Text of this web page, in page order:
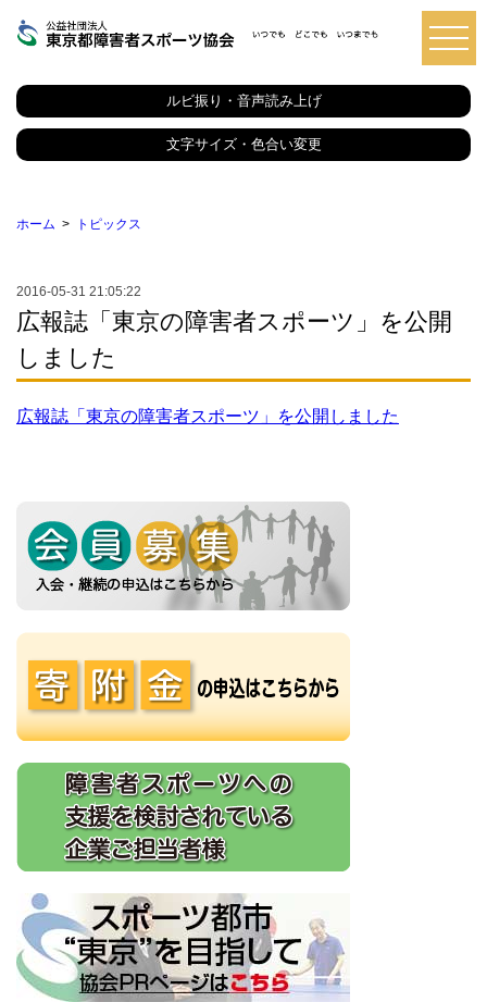
都
障
害
者
ス
協
ルビ振り・音声読み上げ
文字サイズ・色合い変更
ホーム トピックス
2016-05-31 21:05:22
広報誌「東京の障害者スポーツ」を公開
しました
広報誌「東京の障害者スポーツ」を公開しました